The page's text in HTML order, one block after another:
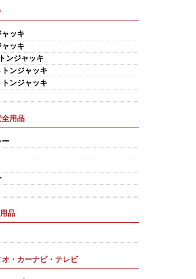
ャッキ
ャッキ
ンジャッキ
トンジャッキ
トンジャッキ
全用品
ー
品
・カーナビ・テレビ